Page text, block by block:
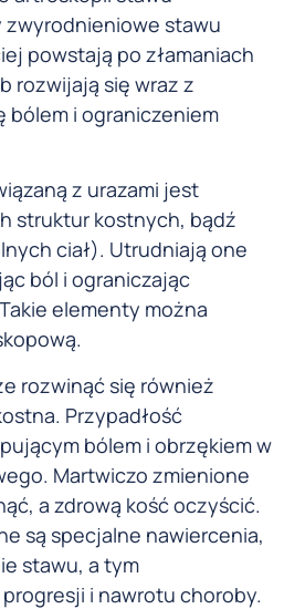
zwyrodnieniowe stawu
powstają po złamaniach
rozwijają się wraz z
bólem i ograniczeniem
z urazami jest
struktur kostnych, bądź
ciał). Utrudniają one
ból i ograniczając
elementy można
rozwinąć się również
Przypadłość
bólem i obrzękiem w
Martwiczo zmienione
a zdrową kość oczyścić.
są specjalne nawiercenia,
stawu, a tym
i nawrotu choroby.